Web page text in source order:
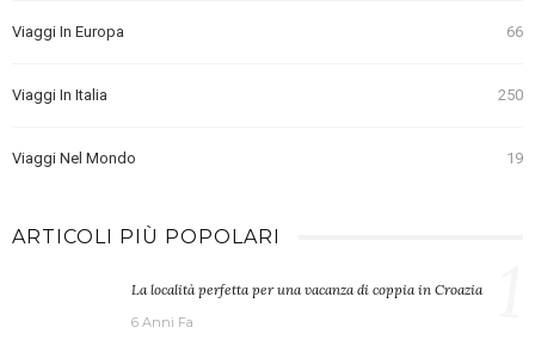
Viaggi In Europa 66
Viaggi In Italia 250
Viaggi Nel Mondo 19
ARTICOLI PIÙ POPOLARI
La località perfetta per una vacanza di coppia in Croazia
6 Anni Fa